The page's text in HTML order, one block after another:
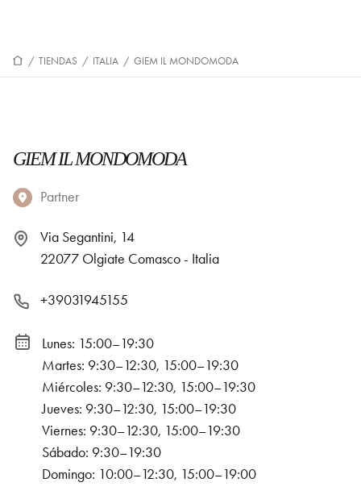
/ TIENDAS / ITALIA / GIEM IL MONDOMODA
GIEM IL MONDOMODA
Partner
Via Segantini, 14
22077 Olgiate Comasco - Italia
+39031945155
Lunes: 15:00–19:30
Martes: 9:30–12:30, 15:00–19:30
Miércoles: 9:30–12:30, 15:00–19:30
Jueves: 9:30–12:30, 15:00–19:30
Viernes: 9:30–12:30, 15:00–19:30
Sábado: 9:30–19:30
Domingo: 10:00–12:30, 15:00–19:00